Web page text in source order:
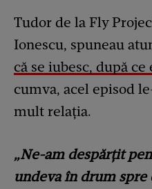
Tudor de la Fly
Ionescu, spuneau
că se iubesc, după
cumva, acel episod
mult relația.
„Ne-am despărțit
undeva în drum spre